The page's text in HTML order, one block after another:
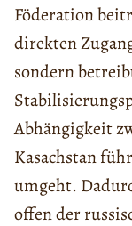
Föderation
direkten
sondern
Abhängigkeit
Kasachstan
umgeht.
offen der